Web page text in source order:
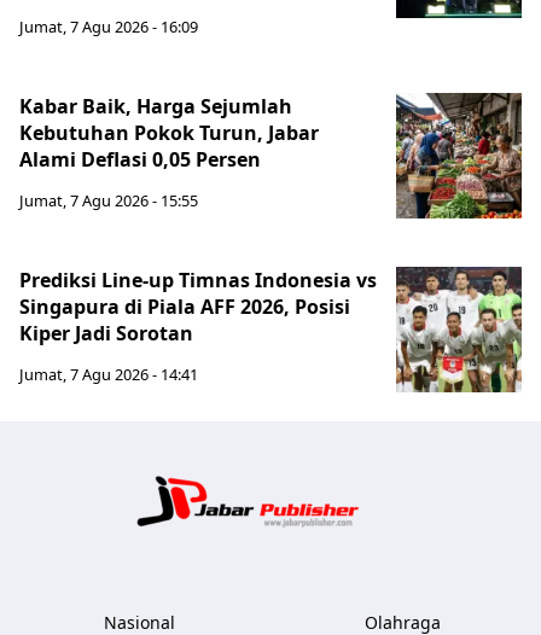
Jumat, 7 Agu 2026 - 16:09
Kabar Baik, Harga Sejumlah
Kebutuhan Pokok Turun, Jabar
Alami Deflasi 0,05 Persen
Jumat, 7 Agu 2026 - 15:55
Prediksi Line-up Timnas Indonesia vs
Singapura di Piala AFF 2026, Posisi
Kiper Jadi Sorotan
Jumat, 7 Agu 2026 - 14:41
Nasional Olahraga